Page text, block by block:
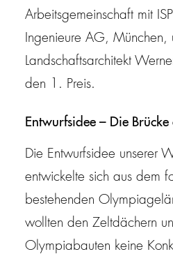
Arbeitsgemeinschaft mit
Ingenieure AG, München,
Landschaftsarchitekt
den 1. Preis.
Entwurfsidee – Die Brücke
Die Entwurfsidee unserer
entwickelte sich aus dem
bestehenden
wollten den Zeltdächern
Olympiabauten keine